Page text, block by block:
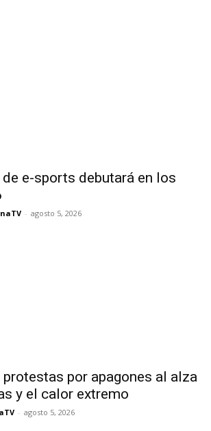
e-sports debutará en los
- agosto 5, 2026
protestas por apagones al alza
y el calor extremo
- agosto 5, 2026